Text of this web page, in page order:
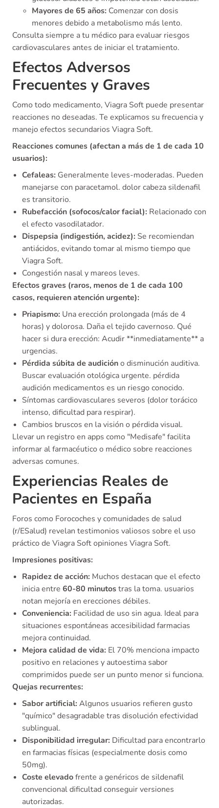
Mayores de 65 años: Comenzar con dosis
menores debido a metabolismo más lento.
Consulta siempre a tu médico para evaluar riesgos
cardiovasculares antes de iniciar el tratamiento.
Efectos Adversos
Frecuentes y Graves
Como todo medicamento, Viagra Soft puede presentar
reacciones no deseadas. Te explicamos su frecuencia y
manejo efectos secundarios Viagra Soft.
Reacciones comunes (afectan a más de 1 de cada 10
usuarios):
Cefaleas: Generalmente leves-moderadas. Pueden
manejarse con paracetamol. dolor cabeza sildenafil
es transitorio.
Rubefacción (sofocos/calor facial): Relacionado con
el efecto vasodilatador.
Dispepsia (indigestión, acidez): Se recomiendan
antiácidos, evitando tomar al mismo tiempo que
Viagra Soft.
Congestión nasal y mareos leves.
Efectos graves (raros, menos de 1 de cada 100
casos, requieren atención urgente):
Priapismo: Una erección prolongada (más de 4
horas) y dolorosa. Daña el tejido cavernoso. Qué
hacer si dura erección: Acudir **inmediatamente** a
urgencias.
Pérdida súbita de audicióno disminución auditiva.
Buscar evaluación otológica urgente. pérdida
audición medicamentos es un riesgo conocido.
Síntomas cardiovasculares severos (dolor torácico
intenso, dificultad para respirar).
Cambios bruscos en la visión o pérdida visual.
Llevar un registro en apps como "Medisafe" facilita
informar al farmacéutico o médico sobre reacciones
adversas comunes.
Experiencias Reales de
Pacientes en España
Foros como Forocoches y comunidades de salud
(r/ESalud) revelan testimonios valiosos sobre el uso
práctico de Viagra Soft opiniones Viagra Soft.
Impresiones positivas:
Rapidez de acción: Muchos destacan que el efecto
inicia entre 60-80 minutostras la toma. usuarios
notan mejoría en erecciones débiles.
Conveniencia: Facilidad de uso sin agua. Ideal para
situaciones espontáneas accesibilidad farmacias
mejora continuidad.
Mejora calidad de vida: El 70% menciona impacto
positivo en relaciones y autoestima sabor
comprimidos puede ser un punto menor si funciona.
Quejas recurrentes:
Sabor artificial: Algunos usuarios refieren gusto
"químico" desagradable tras disolución efectividad
sublingual.
Disponibilidad irregular: Dificultad para encontrarlo
en farmacias físicas (especialmente dosis como
50mg).
Coste elevadofrente a genéricos de sildenafil
convencional dificultad conseguir versiones
autorizadas.